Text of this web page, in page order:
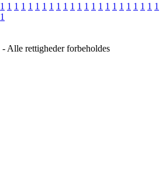
1 1 1 1 1 1 1 1 1 1 1 1 1 1 1 1 1 1 1 1 1 1 1
1
- Alle rettigheder forbeholdes